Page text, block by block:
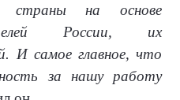
страны на основе
России, их
И самое главное, что
за нашу работу